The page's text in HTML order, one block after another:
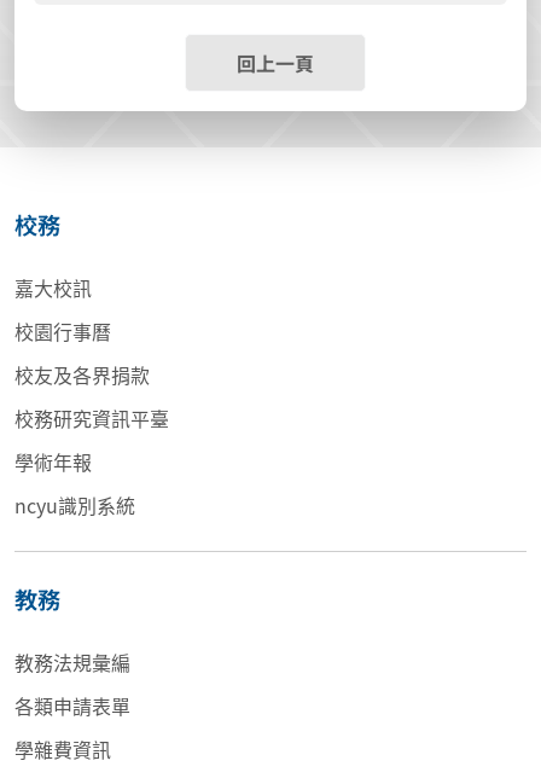
回上一頁
校務
嘉大校訊
校園行事曆
校友及各界捐款
校務研究資訊平臺
學術年報
ncyu識別系統
教務
教務法規彙編
各類申請表單
學雜費資訊